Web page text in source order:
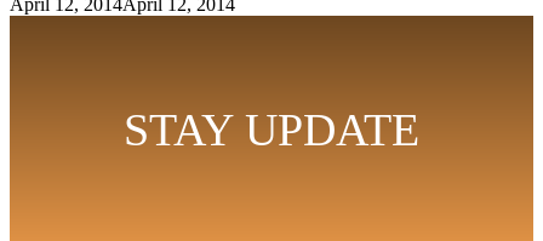
April 12, 2014April 12, 2014
STAY UPDATE